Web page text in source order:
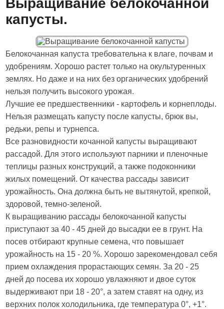
Выращивание белокочанной
капусты.
Белокочанная капуста требовательна к влаге, почвам и
удобрениям. Хорошо растет только на окультуренных
землях. Но даже и на них без органических удобрений
нельзя получить высокого урожая.
Лучшие ее предшественники - картофель и корнеплоды.
Нельзя размещать капусту после капусты, брюк вы,
редьки, репы и турнепса.
Все разновидности кочанной капусты выращивают
рассадой. Для этого используют парники и пленочные
теплицы разных конструкций, а также подоконники
жилых помещений. От качества рассады зависит
урожайность. Она должна быть не вытянутой, крепкой,
здоровой, темно-зеленой.
К выращиванию рассады белокочанной капусты
приступают за 40 - 45 дней до высадки ее в грунт. На
посев отбирают крупные семена, что повышает
урожайность на 15 - 20 %. Хорошо зарекомендовал себя
прием охлаждения прорастающих семян. За 20 - 25
дней до посева их хорошо увлажняют и двое суток
выдерживают при 18 - 20°, а затем ставят на одну, из
верхних полок холодильника, где температура 0°, +1°.